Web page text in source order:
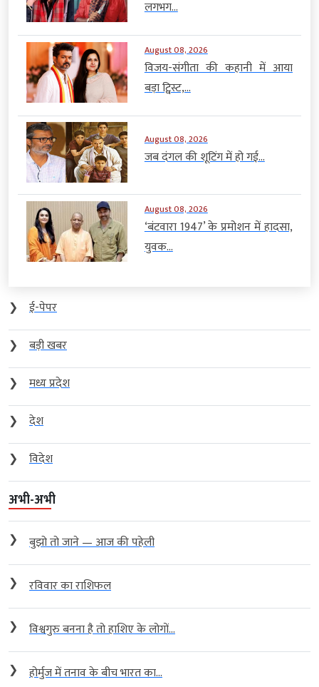
लगभग...
August 08, 2026
विजय-संगीता की कहानी में आया
बड़ा ट्विस्ट,...
August 08, 2026
जब दंगल की शूटिंग में हो गई...
August 08, 2026
‘बंटवारा 1947’ के प्रमोशन में हादसा,
युवक...
❯
ई-पेपर
❯
बड़ी खबर
❯
मध्य प्रदेश
❯
देश
❯
विदेश
अभी-अभी
❯ बुझो तो जाने — आज की पहेली
❯ रविवार का राशिफल
❯ विश्वगुरु बनना है तो हाशिए के लोगों...
❯ होर्मुज में तनाव के बीच भारत का...